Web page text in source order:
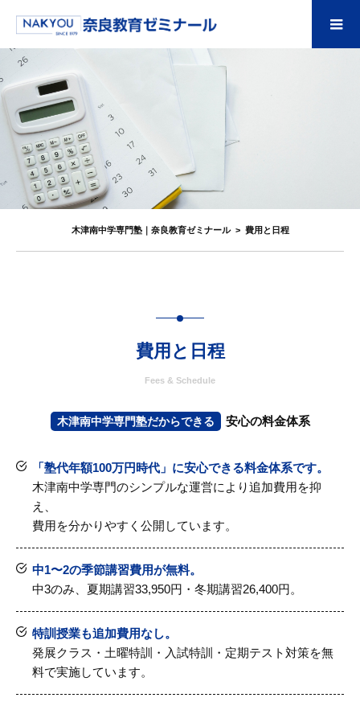
木津南中学専門塾｜奈良教育ゼミナール> 費用と日程
費用と日程
Fees & Schedule
木津南中学専門塾だからできる 安心の料金体系
「塾代年額100万円時代」に安心できる料金体系です。
木津南中学専門のシンプルな運営により追加費用を抑
え、
費用を分かりやすく公開しています。
中1〜2の季節講習費用が無料。
中3のみ、夏期講習33,950円・冬期講習26,400円。
特訓授業も追加費用なし。
発展クラス・土曜特訓・入試特訓・定期テスト対策を無
料で実施しています。